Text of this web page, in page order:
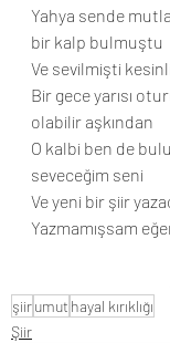
Yahya sende
bir kalp bulmuştu
Ve sevilmişti
Bir gece yarısı
olabilir aşkından
O kalbi ben de
seveceğim seni
Ve yeni bir şiir
Yazmamışsam
şiirumut hayal kırıklığı
Şiir